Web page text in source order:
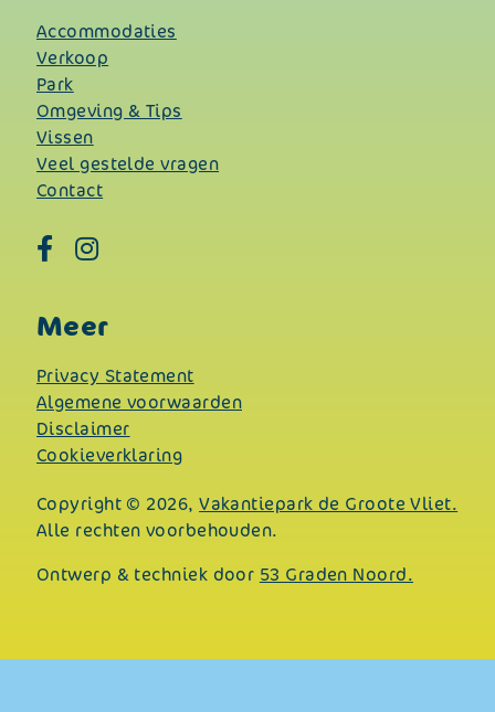
Accommodaties
Verkoop
Park
Omgeving & Tips
Vissen
Veel gestelde vragen
Contact
Meer
Privacy Statement
Algemene voorwaarden
Disclaimer
Cookieverklaring
Copyright © 2026,Vakantiepark de Groote Vliet.
Alle rechten voorbehouden.
Ontwerp & techniek door 53 Graden Noord.